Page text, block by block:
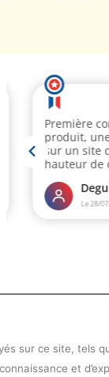
sur ce site, tels
et